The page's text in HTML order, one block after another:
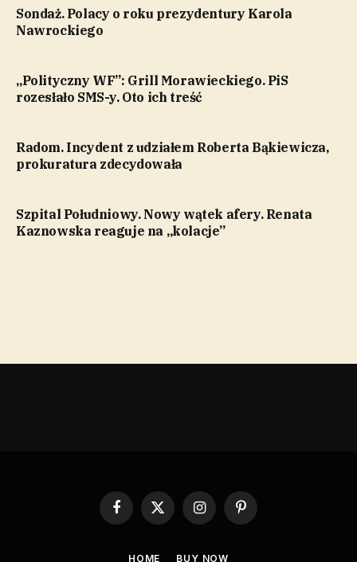
Sondaż. Polacy o roku prezydentury Karola
Nawrockiego
„Polityczny WF”: Grill Morawieckiego. PiS
rozesłało SMS-y. Oto ich treść
Radom. Incydent z udziałem Roberta Bąkiewicza,
prokuratura zdecydowała
Szpital Południowy. Nowy wątek afery. Renata
Kaznowska reaguje na „kolacje”
Facebook
X
InstagramPinterest
HOME BUY NOW